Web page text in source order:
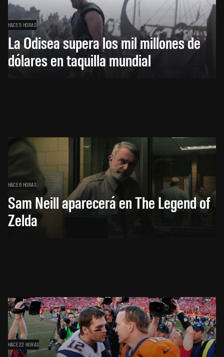
HACE 5 HORAS
La Odisea supera los mil millones de
dólares en taquilla mundial
HACE 6 HORAS
Sam Neill aparecerá en The Legend of
Zelda
HACE 22 HORAS